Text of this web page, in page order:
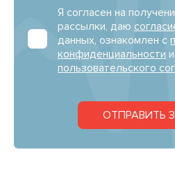
Я согласен на
рассылки, даю
данных, ознакомлен с
конфиденциальности
пользовательского
ОТПРАВИТЬ